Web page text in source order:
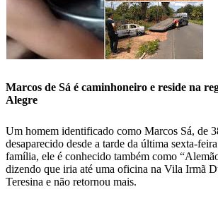
Marcos de Sá é caminhoneiro e reside na
Alegre
Um homem identificado como Marcos Sá, de
desaparecido desde a tarde da última sexta-
família, ele é conhecido também como
dizendo que iria até uma oficina na Vila Irmã
Teresina e não retornou mais.